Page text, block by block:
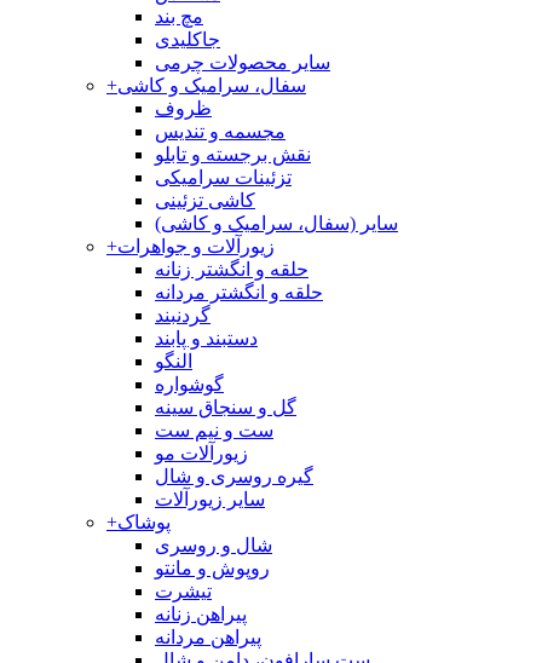
مچ بند
جاکلیدی
سایر محصولات چرمی
+سفال، سرامیک و کاشی
ظروف
مجسمه و تندیس
نقش برجسته و تابلو
تزئینات سرامیکی
کاشی تزئینی
سایر (سفال، سرامیک و کاشی)
+زیورآلات و جواهرات
حلقه و انگشتر زنانه
حلقه و انگشتر مردانه
گردنبند
دستبند و پابند
النگو
گوشواره
گل و سنجاق سینه
ست و نیم ست
زیورآلات مو
گیره روسری و شال
سایر زیورآلات
+پوشاک
شال و روسری
روپوش و مانتو
تیشرت
پیراهن زنانه
پیراهن مردانه